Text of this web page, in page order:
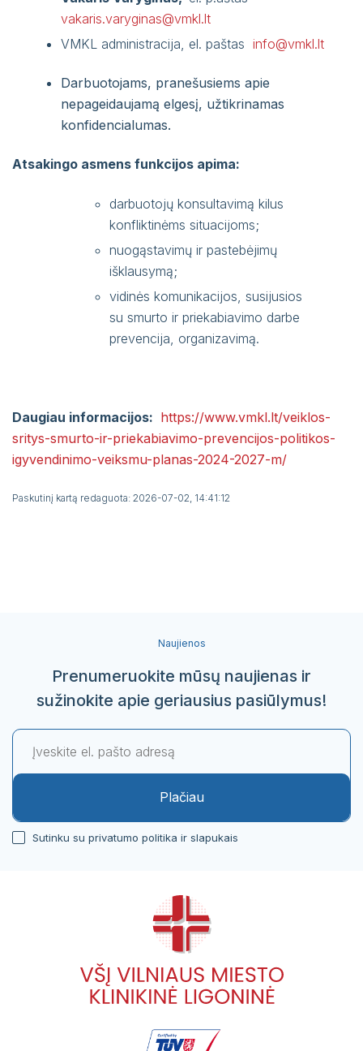
VŠĮ Vilniaus miesto klinikinės ligoninės
paslaugas ir jų teikimo nutraukimo tvarkos
aprašas
Gydytojai, konsultuojantys užsienio kalbomis
Sveikatos priežiūros paslaugų vertinimo
vakaris.varyginas@vmkl.lt
VMKL administracija, el. paštas info@vmkl.lt
Darbuotojams, pranešusiems apie
nepageidaujamą elgesį, užtikrinamas
konfidencialumas.
Atsakingo asmens funkcijos apima:
darbuotojų konsultavimą kilus
konfliktinėms situacijoms;
nuogąstavimų ir pastebėjimų
išklausymą;
vidinės komunikacijos, susijusios
su smurto ir priekabiavimo darbe
prevencija, organizavimą.
Daugiau informacijos: https://www.vmkl.lt/veiklos-
sritys-smurto-ir-priekabiavimo-prevencijos-politikos-
igyvendinimo-veiksmu-planas-2024-2027-m/
Paskutinį kartą redaguota: 2026-07-02, 14:41:12
Naujienos
Prenumeruokite mūsų naujienas ir
sužinokite apie geriausius pasiūlymus!
Plačiau
Sutinku su privatumo politika ir slapukais